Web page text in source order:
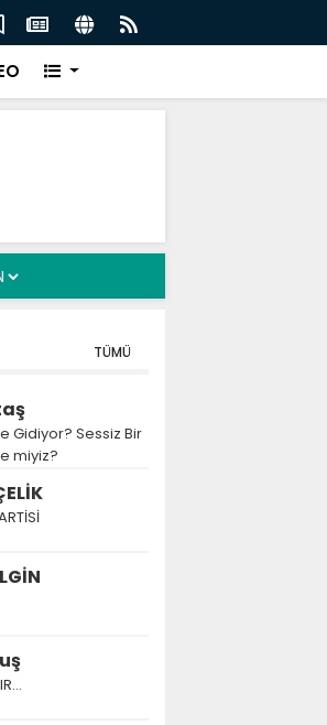
Görevlilere hukuki, idari ve
TÜMÜ
Gidiyor? Sessiz Bir
miyiz?